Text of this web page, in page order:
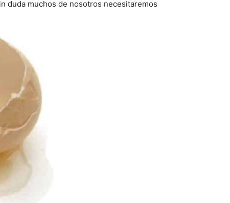
duda muchos de nosotros necesitaremos